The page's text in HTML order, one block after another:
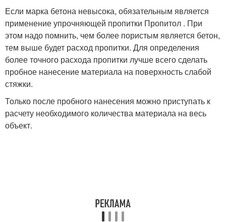
Если марка бетона невысока, обязательным является
применение упрочняющей пропитки Пропитол . При
этом надо помнить, чем более пористым является бетон,
тем выше будет расход пропитки. Для определения
более точного расхода пропитки лучше всего сделать
пробное нанесение материала на поверхность слабой
стяжки.
Только после пробного нанесения можно приступать к
расчету необходимого количества материала на весь
объект.